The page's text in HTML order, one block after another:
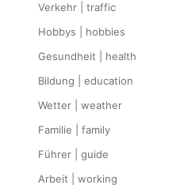
Verkehr | traffic
Hobbys | hobbies
Gesundheit | health
Bildung | education
Wetter | weather
Familie | family
Führer | guide
Arbeit | working